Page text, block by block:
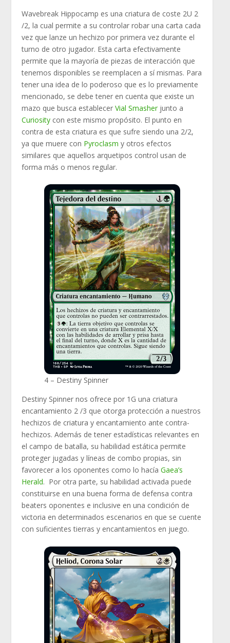
Wavebreak Hippocamp es una criatura de coste 2U 2
/2, la cual permite a su controlar robar una carta cada
vez que lanze un hechizo por primera vez durante el
turno de otro jugador. Esta carta efectivamente
permite que la mayoría de piezas de interacción que
tenemos disponibles se reemplacen a sí mismas. Para
tener una idea de lo poderoso que es lo previamente
mencionado, se debe tener en cuenta que existe un
mazo que busca establecerVial Smasher junto a
Curiosity con este mismo propósito. El punto en
contra de esta criatura es que sufre siendo una 2/2,
ya que muere con Pyroclasm y otros efectos
similares que aquellos arquetipos control usan de
forma más o menos regular.
4 – Destiny Spinner
Destiny Spinner nos ofrece por 1G una criatura
encantamiento 2 /3 que otorga protección a nuestros
hechizos de criatura y encantamiento ante contra-
hechizos. Además de tener estadísticas relevantes en
el campo de batalla, su habilidad estática permite
proteger jugadas y líneas de combo propias, sin
favorecer a los oponentes como lo hacíaGaea’s
Herald. Por otra parte, su habilidad activada puede
constituirse en una buena forma de defensa contra
beaters oponentes e inclusive en una condición de
victoria en determinados escenarios en que se cuente
con suficientes tierras y encantamientos en juego.